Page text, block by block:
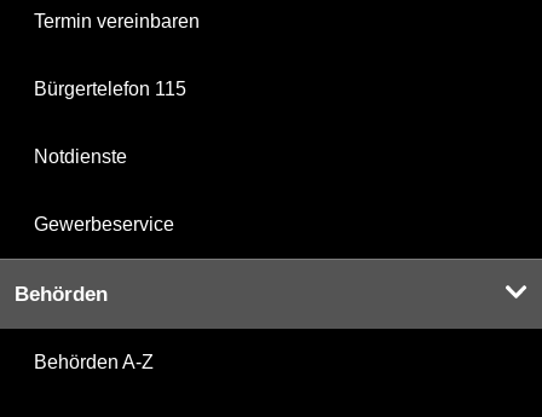
Termin vereinbaren
Bürgertelefon 115
Notdienste
Gewerbeservice
Behörden
Behörden A-Z